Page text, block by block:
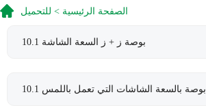
الصفحة الرئيسية > للتحميل
10.1 بوصة ز + ز السعة الشاشة
10.1 بوصة بالسعة الشاشات التي تعمل باللمس